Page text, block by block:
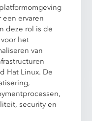
een ervaren
deze rol is de
het
van
Hat Linux. De
security en